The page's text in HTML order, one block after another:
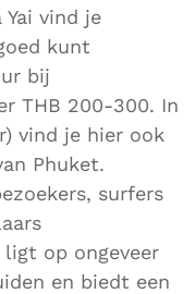
vind je
kunt
bij
THB 200-300. In
vind je hier ook
Phuket.
surfers
op ongeveer
en biedt een